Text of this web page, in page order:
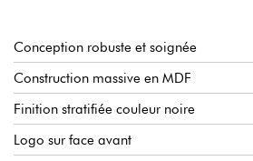
Conception robuste et soignée
Construction massive en MDF
Finition stratifiée couleur noire
Logo sur face avant